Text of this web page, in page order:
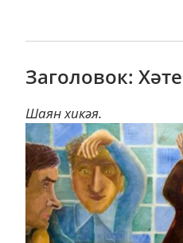
Заголовок:
Шаян хикәя.